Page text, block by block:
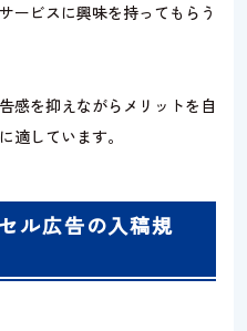
ービスに興味を持ってもらう
感を抑えながらメリットを自
適しています。
ル広告の入稿規